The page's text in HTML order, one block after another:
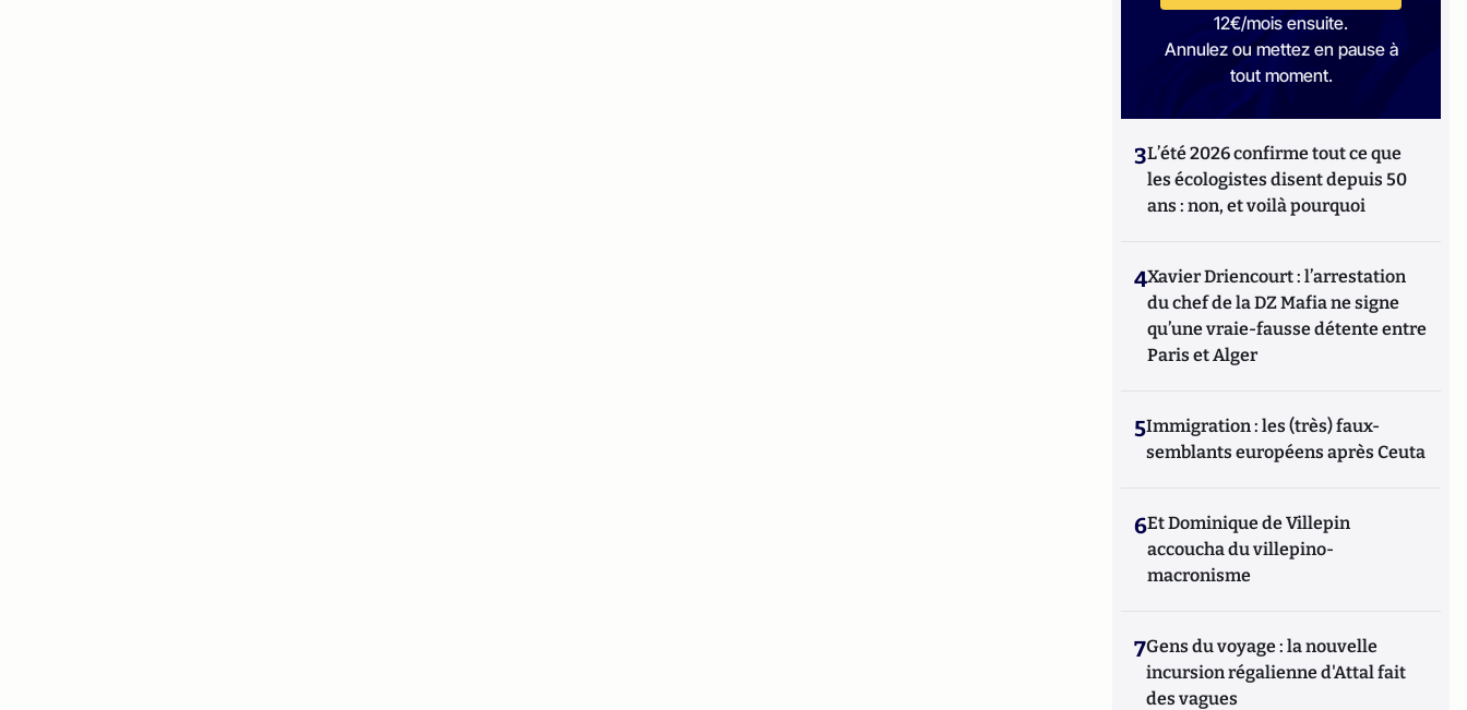
12€/mois ensuite.
Annulez ou mettez en pause à
tout moment.
3L’été 2026 confirme tout ce que
les écologistes disent depuis 50
ans : non, et voilà pourquoi
4Xavier Driencourt : l’arrestation
du chef de la DZ Mafia ne signe
qu’une vraie-fausse détente entre
Paris et Alger
5Immigration : les (très) faux-
semblants européens après Ceuta
6Et Dominique de Villepin
accoucha du villepino-
macronisme
7Gens du voyage : la nouvelle
incursion régalienne d'Attal fait
des vagues